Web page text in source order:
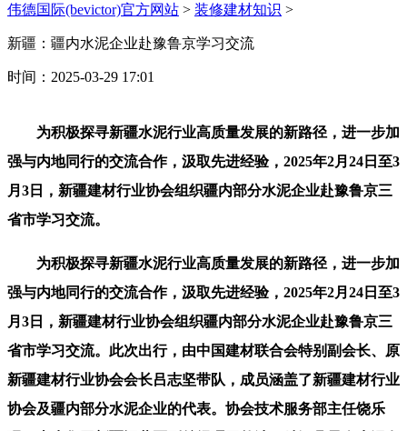
伟德国际(bevictor)官方网站 > 装修建材知识 >
新疆：疆内水泥企业赴豫鲁京学习交流
时间：2025-03-29 17:01
为积极探寻新疆水泥行业高质量发展的新路径，进一步加
强与内地同行的交流合作，汲取先进经验，2025年2月24日至3
月3日，新疆建材行业协会组织疆内部分水泥企业赴豫鲁京三
省市学习交流。
为积极探寻新疆水泥行业高质量发展的新路径，进一步加
强与内地同行的交流合作，汲取先进经验，2025年2月24日至3
月3日，新疆建材行业协会组织疆内部分水泥企业赴豫鲁京三
省市学习交流。此次出行，由中国建材联合会特别副会长、原
新疆建材行业协会会长吕志坚带队，成员涵盖了新疆建材行业
协会及疆内部分水泥企业的代表。协会技术服务部主任饶乐